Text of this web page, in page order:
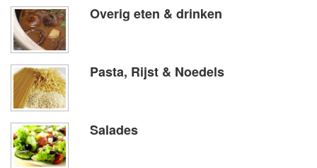
Overig eten & drinken
Pasta, Rijst & Noedels
Salades